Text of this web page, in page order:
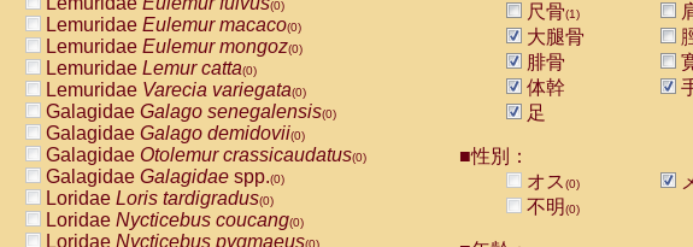
(0)
AtelidaeAlouatta caraya(0)
AtelidaeAlouatta fusca(0)
AtelidaeAlouatta seniculus
AtelidaeAlouattaspp.(0)
AtelidaeAteles belzebuth(0)
AtelidaeAteles geoffroyi(0)
AtelidaeAteles paniscus(0)
AtelidaeAtelesspp.(0)
Atelidae Lagothrix lagothricha
AtelidaeLagothrix lagothricha cana
PitheciidaeCacajao calvus rubicundus
(0)
Lemuridae Eulemur macaco(0)
Lemuridae Eulemur mongoz(0)
Lemuridae Lemur catta(0)
Lemuridae Varecia variegata(0)
Galagidae Galago senegalensis(0)
Galagidae Galago demidovii(0)
Galagidae Otolemur crassicaudatus(0)
Galagidae Galagidae spp.(0)
Loridae Loris tardigradus(0)
Loridae Nycticebus coucang(0)
Loridae Nycticebus pygmaeus(0)
尺骨(1)
大腿骨
腓骨
体幹
足
■性別：
オス(0)
不明(0)